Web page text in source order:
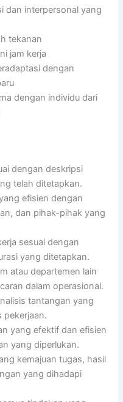
dan interpersonal yang
tekanan
jam kerja
dengan
dengan individu dari
dengan deskripsi
telah ditetapkan.
efisien dengan
dan pihak-pihak yang
sesuai dengan
yang ditetapkan.
atau departemen lain
dalam operasional.
tantangan yang
pekerjaan.
yang efektif dan efisien
yang diperlukan.
kemajuan tugas, hasil
yang dihadapi